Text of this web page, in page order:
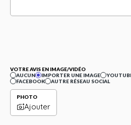
VOTRE AVIS EN IMAGE/VIDÉO
AUCUN
IMPORTER UNE IMAGE
FACEBOOK
AUTRE RÉSEAU SOCIAL
PHOTO
Ajouter